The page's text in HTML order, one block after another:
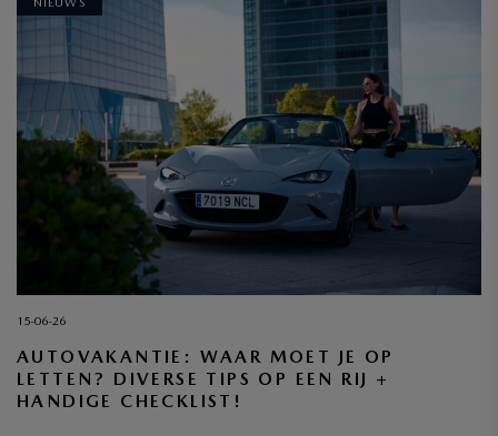
NIEUWS
15-06-26
AUTOVAKANTIE: WAAR MOET JE OP
LETTEN? DIVERSE TIPS OP EEN RIJ +
HANDIGE CHECKLIST!